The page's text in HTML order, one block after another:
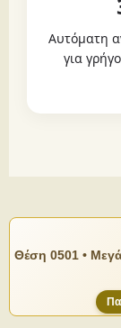
Αυτόματη
για
Θέση 0501 •